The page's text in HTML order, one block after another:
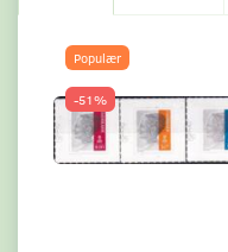
Populær
-51%